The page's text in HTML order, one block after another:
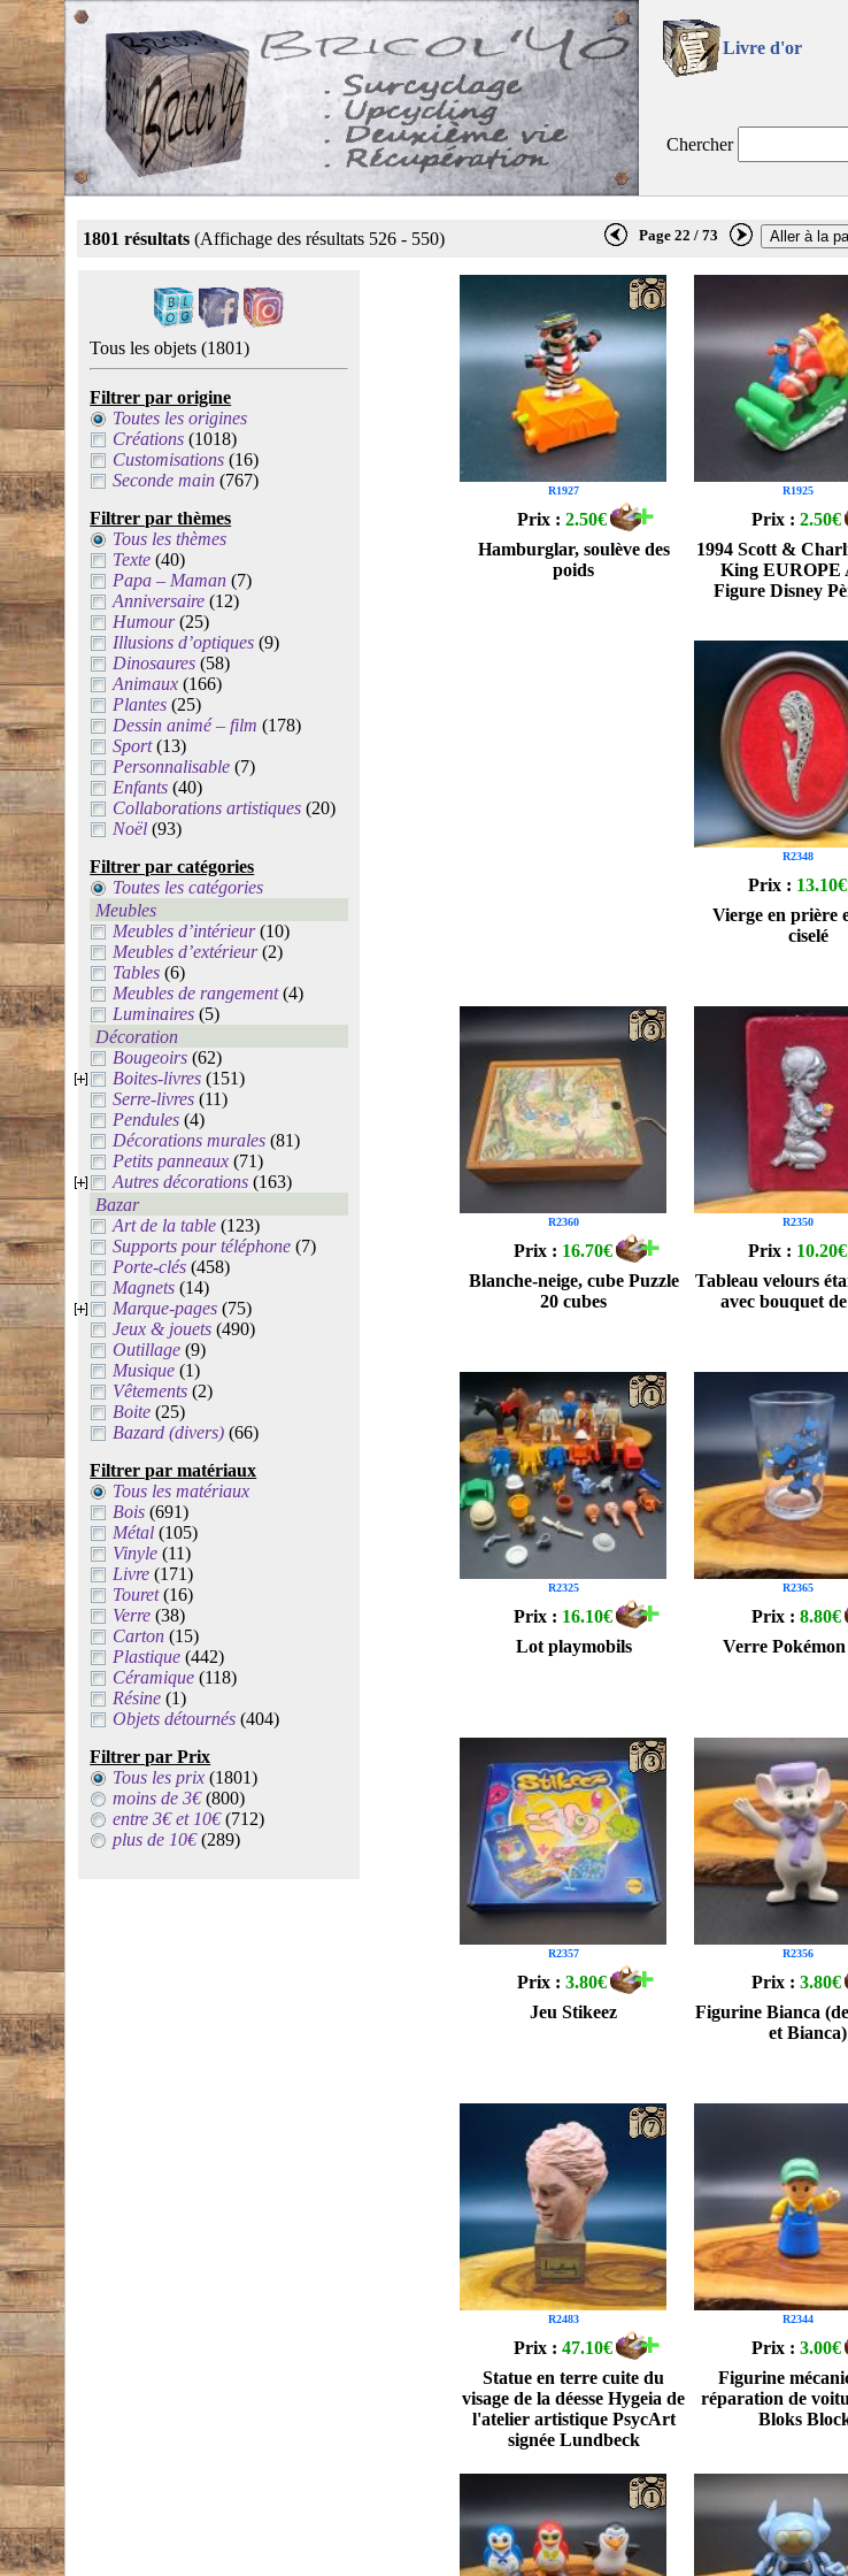
Livre d'or
Chercher
1801 résultats (Affichage des résultats 526 - 550) Page 22 / 73
Tous les objets(1801)
Filtrer par origine
Toutes les origines
Créations (1018)
Customisations (16)
Seconde main (767)
Filtrer par thèmes
Tous les thèmes
Texte (40)
Papa – Maman (7)
Anniversaire (12)
Humour(25)
Illusions d’optiques (9)
Dinosaures (58)
Animaux (166)
Plantes (25)
Dessin animé – film (178)
Sport(13)
Personnalisable (7)
Enfants (40)
Collaborations artistiques (20)
Noël (93)
Filtrer par catégories
Toutes les catégories
Meubles
Meubles d’intérieur(10)
Meubles d’extérieur(2)
Tables (6)
Meubles de rangement(4)
Luminaires (5)
Décoration
Bougeoirs (62)
Boites-livres (151)
Serre-livres (11)
Pendules (4)
Décorations murales (81)
Petits panneaux (71)
Autres décorations (163)
Bazar
Art de la table (123)
Supports pour téléphone (7)
Porte-clés (458)
Magnets (14)
Marque-pages (75)
Jeux & jouets (490)
Outillage (9)
Musique (1)
Vêtements (2)
Boite (25)
Bazard (divers) (66)
Filtrer par matériaux
Tous les matériaux
Bois (691)
Métal (105)
Vinyle (11)
Livre (171)
Touret(16)
Verre (38)
Carton (15)
Plastique (442)
Céramique (118)
Résine (1)
Objets détournés (404)
Filtrer par Prix
Tous les prix(1801)
moins de 3€(800)
entre 3€ et 10€(712)
plus de 10€(289)
R1927
1
Prix :2.50€
Hamburglar, soulève des
poids
R1925
Prix :2.50€
1994 Scott &
King EUROPE
Figure Disney
R2348
Prix : 13.10€
Vierge en prière
ciselé
R2360
3
Prix : 16.70€
Blanche-neige, cube Puzzle
20 cubes
R2350
Prix : 10.20€
Tableau velours
avec bouquet
R2325
1
Prix : 16.10€
Lot playmobils
R2365
Prix :8.80€
Verre
R2357
3
Prix :3.80€
Jeu Stikeez
R2356
Prix :3.80€
Figurine Bianca
et Bianca)
R2483
7
Prix :47.10€
Statue en terre cuite du
visage de la déesse Hygeia de
l'atelier artistique PsycArt
signée Lundbeck
R2344
Prix :3.00€
Figurine
réparation de
Bloks
1